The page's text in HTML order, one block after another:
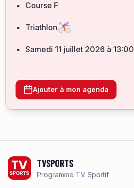
Course F
Triathlon
samedi 11 juillet 2026 à 13:00
Ajouter à mon agenda
TVSPORTS
Programme TV Sportif